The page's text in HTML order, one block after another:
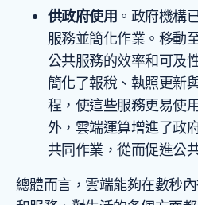
供政府使用 。政府機構
服務並簡化作業。移動
公共服務的效率和可及
簡化了報稅、執照更新
程，使這些服務更易使
外，雲端運算增進了政
共同作業，從而促進公
總體而言，雲端能夠在數秒